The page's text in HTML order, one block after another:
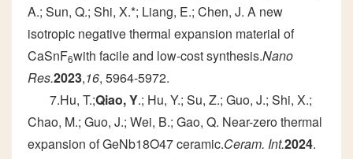
A.; Sun, Q.; Shi, X.*; Liang, E.; Chen, J. A new
isotropic negative thermal expansion material of
CaSnF6with facile and low-cost synthesis.Nano
Res.2023,16, 5964-5972.
7.Hu, T.;Qiao, Y.; Hu, Y.; Su, Z.; Guo, J.; Shi, X.;
Chao, M.; Guo, J.; Wei, B.; Gao, Q. Near-zero thermal
expansion of GeNb18O47 ceramic.Ceram. Int.2024.